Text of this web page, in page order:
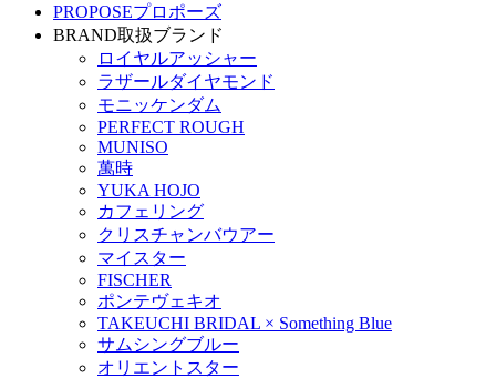
PROPOSEプロポーズ
BRAND取扱ブランド
ロイヤルアッシャー
ラザールダイヤモンド
モニッケンダム
PERFECT ROUGH
MUNISO
萬時
YUKA HOJO
カフェリング
クリスチャンバウアー
マイスター
FISCHER
ポンテヴェキオ
TAKEUCHI BRIDAL × Something Blue
サムシングブルー
オリエントスター